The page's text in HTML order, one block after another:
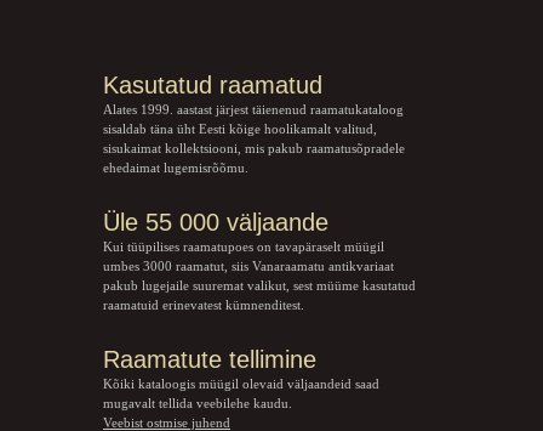
Kasutatud raamatud
Alates 1999. aastast järjest täienenud raamatukataloog
sisaldab täna üht Eesti kõige hoolikamalt valitud,
sisukaimat kollektsiooni, mis pakub raamatusõpradele
ehedaimat lugemisrõõmu.
Üle 55 000 väljaande
Kui tüüpilises raamatupoes on tavapäraselt müügil
umbes 3000 raamatut, siis Vanaraamatu antikvariaat
pakub lugejaile suuremat valikut, sest müüme kasutatud
raamatuid erinevatest kümnenditest.
Raamatute tellimine
Kõiki kataloogis müügil olevaid väljaandeid saad
mugavalt tellida veebilehe kaudu.
Veebist ostmise juhend